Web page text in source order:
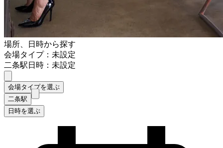
場所、日時から探す
会場タイプ：未設定
二条駅日時：未設定
会場タイプを選ぶ
二条駅
日時を選ぶ